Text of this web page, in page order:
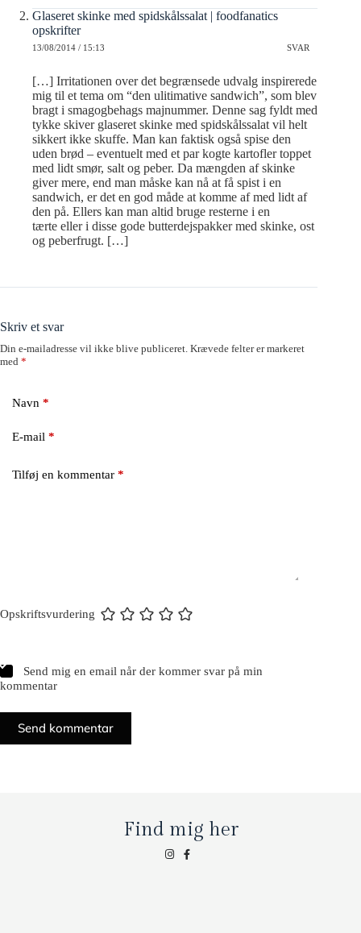
Glaseret skinke med spidskålssalat | foodfanatics
opskrifter
13/08/2014 / 15:13 SVAR
[…] Irritationen over det begrænsede udvalg inspirerede
mig til et tema om “den ulitimative sandwich”, som blev
bragt i smagogbehags majnummer. Denne sag fyldt med
tykke skiver glaseret skinke med spidskålssalat vil helt
sikkert ikke skuffe. Man kan faktisk også spise den
uden brød – eventuelt med et par kogte kartofler toppet
med lidt smør, salt og peber. Da mængden af skinke
giver mere, end man måske kan nå at få spist i en
sandwich, er det en god måde at komme af med lidt af
den på. Ellers kan man altid bruge resterne i en
tærte eller i disse gode butterdejspakker med skinke, ost
og peberfrugt. […]
Skriv et svar
Din e-mailadresse vil ikke blive publiceret. Krævede felter er markeret
med *
Navn *
E-mail *
Tilføj en kommentar *
Opskriftsvurdering
Send mig en email når der kommer svar på min
kommentar
Send kommentar
Find mig her